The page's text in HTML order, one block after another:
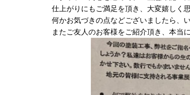
仕上がりにもご満足を頂き、大変嬉しく
何かお気づきの点などございましたら、
またご友人のお客様をご紹介頂き、本当